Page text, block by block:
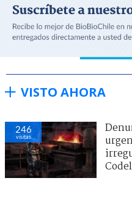
VISTO AHORA
246
visitas